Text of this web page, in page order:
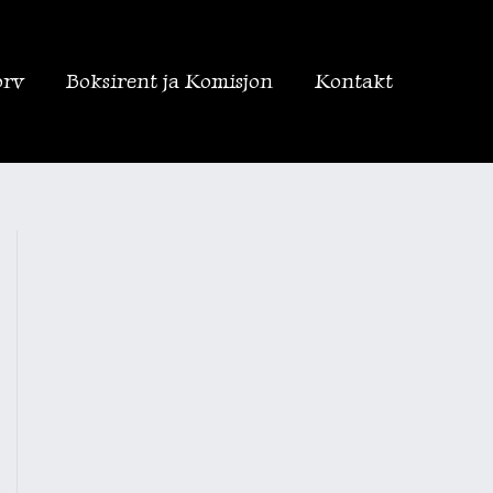
Boksirent ja Komisjon Kontakt